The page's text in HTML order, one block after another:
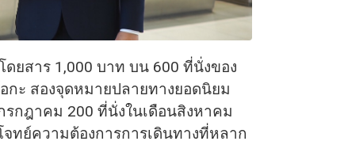
ยสาร 1,000 บาท บน 600 ที่นั่งของ
กะ สองจุดหมายปลายทางยอดนิยม
กฎาคม 200 ที่นั่งในเดือนสิงหาคม
ทย์ความต้องการการเดินทางที่หลาก